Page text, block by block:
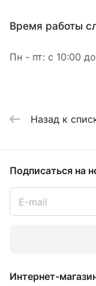
Время работы
Пн - пт: с 10:00
Назад к
Подписаться на
Интернет-